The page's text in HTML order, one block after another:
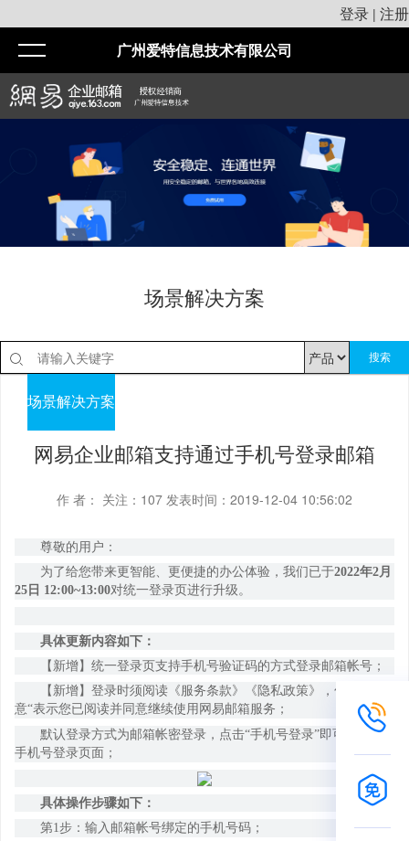
登录 | 注册
广州爱特信息技术有限公司
场景解决方案
搜索
场景解决方案
网易企业邮箱支持通过手机号登录邮箱
作 者： 关注： 107 发表时间：2019-12-04 10:56:02
尊敬的用户：
为了给您带来更智能、更便捷的办公体验，我们已于2022年2月
25日 12:00~13:00对统一登录页进行升级。
具体更新内容如下：
【新增】统一登录页支持手机号验证码的方式登录邮箱帐号；
【新增】登录时须阅读《服务条款》《隐私政策》，勾选
意“表示您已阅读并同意继续使用网易邮箱服务；
默认登录方式为邮箱帐密登录，点击“手机号登录”即可切换至
手机号登录页面；
具体操作步骤如下：
第1步：输入邮箱帐号绑定的手机号码；